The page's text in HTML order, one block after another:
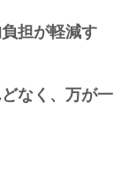
担が軽減す
なく、万が一